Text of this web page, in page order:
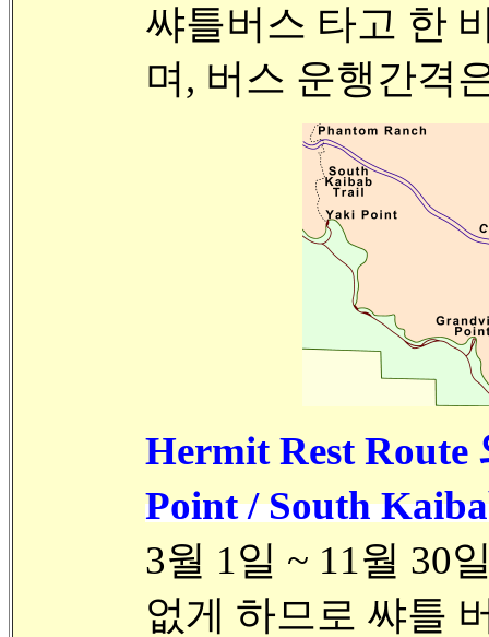
쌰틀버스 타고 한
며, 버스 운행간격
Hermit Rest Route
Point / South
3월 1일 ~ 11월 30
없게 하므로 쌰틀